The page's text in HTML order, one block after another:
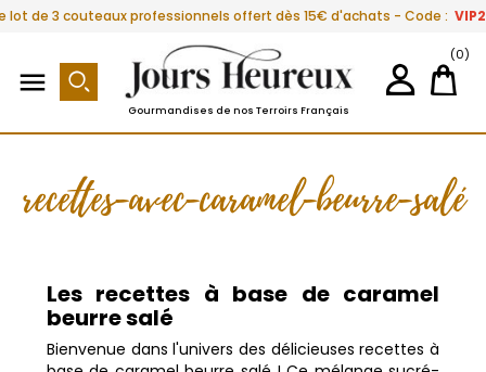
lot de 3 couteaux professionnels offert dès 15€ d'achats - Code :

Gourmandises de nos Terroirs Français
(0)
recettes-avec-caramel-beurre-salé
Les recettes à base de caramel
beurre salé
Bienvenue dans l'univers des délicieuses recettes à